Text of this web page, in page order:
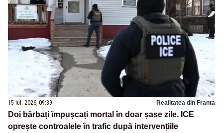
15 iul. 2026, 09:39 Realitatea din Franta
Doi bărbați împușcați mortal în doar șase zile. ICE
oprește controalele în trafic după intervențiile